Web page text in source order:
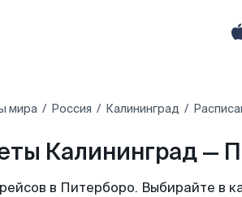
мира Россия Калининград
Калининград —
в Питерборо. Выбирайте в